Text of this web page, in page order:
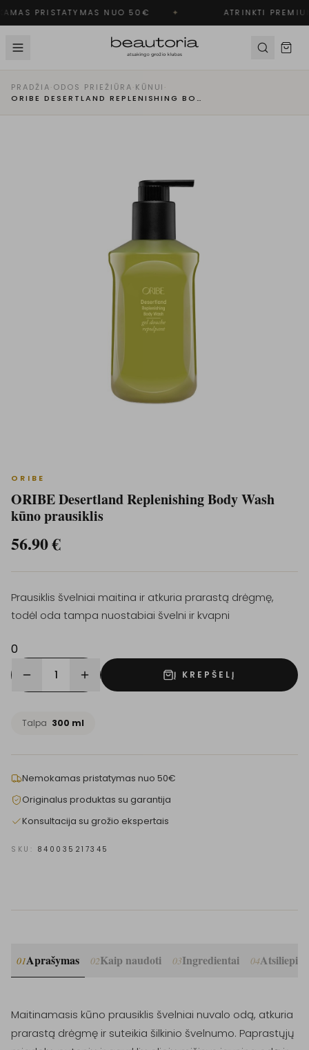
PRISTATYMAS NUO 50€ ✦ ATRINKTI
PRADŽIA·ODOS PRIEŽIŪRA·KŪNUI ·
ORIBE DESERTLAND REPLENISHING BODY WASH KŪNO PRAUSIKLIS
ORIBE
ORIBE Desertland Replenishing Body Wash
kūno prausiklis
56.90€
Prausiklis švelniai maitina ir atkuria prarastą drėgmę,
todėl oda tampa nuostabiai švelni ir kvapni
0
1 Į KREPŠELĮ
Talpa 300 ml
Nemokamas pristatymas nuo 50€
Originalus produktas su garantija
Konsultacija su grožio ekspertais
SKU: 840035217345
01Aprašymas 02Kaip naudoti 03Ingredientai 04
Maitinamasis kūno prausiklis švelniai nuvalo odą, atkuria
prarastą drėgmę ir suteikia šilkinio švelnumo. Paprastųjų